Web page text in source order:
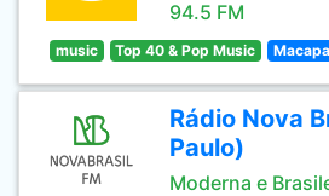
94.5 FM
music Top 40 & Pop Music
Rádio Nova
Paulo)
Moderna e